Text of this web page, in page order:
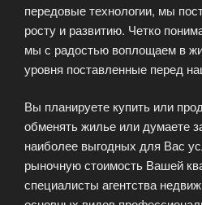
передовые технологии, мы
росту и развитию. Четко
мы с радостью воплощаем в
уровня поставленные перед
Вы планируете купить или
обменять жилье или думаете
наиболее выгодных для Вас
рыночную стоимость Вашей
специалисты агентства